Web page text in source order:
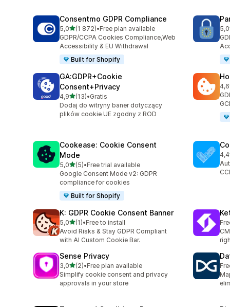
Consentmo GDPR Compliance
5,0na 5 gwiazdek
(1 872)
Łączna liczba recenzji: 1872
•Free plan available
GDPR/CCPA Cookies Compliance,Web
Accessibility & EU Withdrawal
Built for Shopify
5,0
GA:GDPR+Cookie
Consent+Privacy
4,9na 5 gwiazdek
(13)
Łączna liczba recenzji: 13
•Gratis
Dodaj do witryny baner dotyczący
plików cookie UE zgodny z ROD
4,6
Cookease: Cookie Consent
Mode
5,0na 5 gwiazdek
(5)
Łączna liczba recenzji: 5
•Free trial available
Google Consent Mode v2: GDPR
compliance for cookies
Built for Shopify
4,4
K: GDPR Cookie Consent Banner
5,0na 5 gwiazdek
(1)
Łączna liczba recenzji: 1
•Free to install
Avoid Risks & Stay GDPR Compliant
with AI Custom Cookie Bar.
Sense Privacy
3,0na 5 gwiazdek
(2)
Łączna liczba recenzji: 2
•Free plan available
Simplify cookie consent and privacy
approvals in your store